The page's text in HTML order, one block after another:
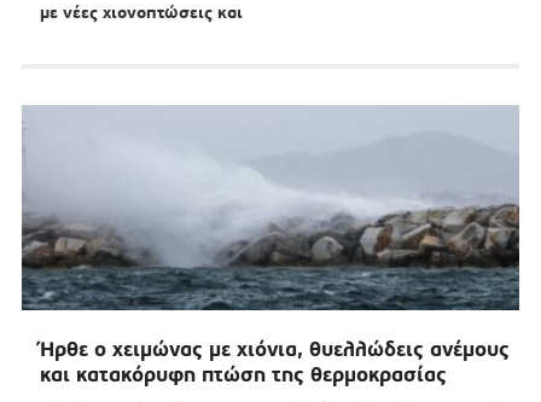
με νέες χιονοπτώσεις και
Ήρθε ο χειμώνας με χιόνια, θυελλώδεις ανέμους
και κατακόρυφη πτώση της θερμοκρασίας